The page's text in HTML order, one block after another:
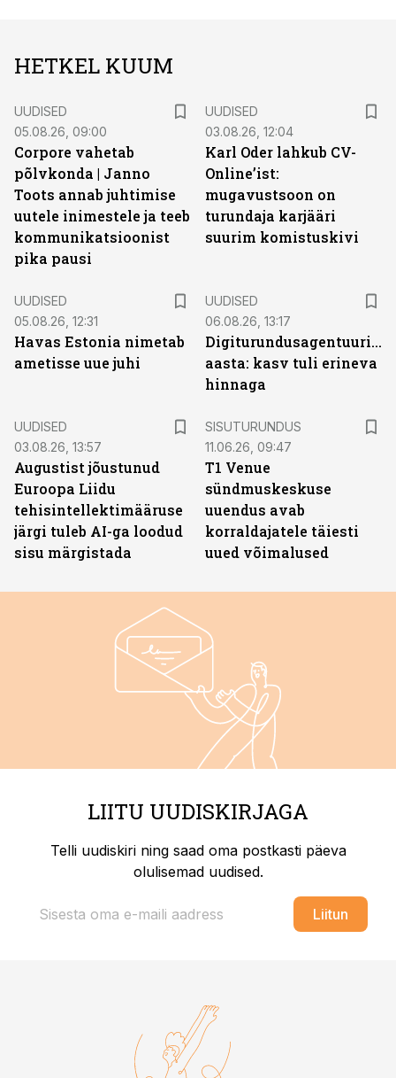
HETKEL KUUM
UUDISED
05.08.26, 09:00
Corpore vahetab
põlvkonda | Janno
Toots annab juhtimise
uutele inimestele ja teeb
kommunikatsioonist
pika pausi
UUDISED
03.08.26, 12:04
Karl Oder lahkub CV-
Online’ist:
mugavustsoon on
turundaja karjääri
suurim komistuskivi
UUDISED
05.08.26, 12:31
Havas Estonia nimetab
ametisse uue juhi
UUDISED
06.08.26, 13:17
Digiturundusagentuuride
aasta: kasv tuli erineva
hinnaga
UUDISED
03.08.26, 13:57
Augustist jõustunud
Euroopa Liidu
tehisintellektimääruse
järgi tuleb AI-ga loodud
sisu märgistada
SISUTURUNDUS
11.06.26, 09:47
T1 Venue
sündmuskeskuse
uuendus avab
korraldajatele täiesti
uued võimalused
LIITU UUDISKIRJAGA
Telli uudiskiri ning saad oma postkasti päeva
olulisemad uudised.
Liitun